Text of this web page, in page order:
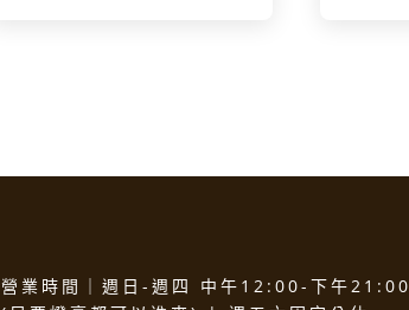
營業時間｜週日-週四 中午12:00-下午21:00